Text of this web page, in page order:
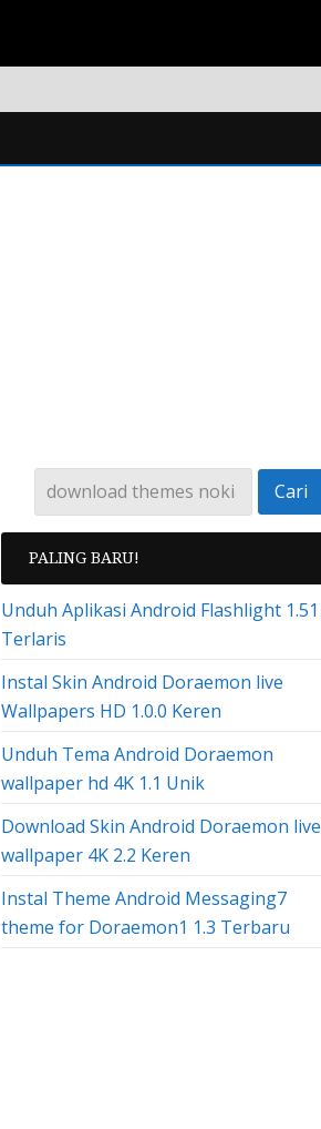
PALING BARU!
Unduh Aplikasi Android Flashlight 1.51
Terlaris
Instal Skin Android Doraemon live
Wallpapers HD 1.0.0 Keren
Unduh Tema Android Doraemon
wallpaper hd 4K 1.1 Unik
Download Skin Android Doraemon live
wallpaper 4K 2.2 Keren
Instal Theme Android Messaging7
theme for Doraemon1 1.3 Terbaru